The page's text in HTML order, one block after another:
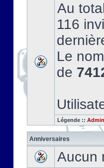
Au
116
Le
de
Légende ::
Anniversaires
Aucun